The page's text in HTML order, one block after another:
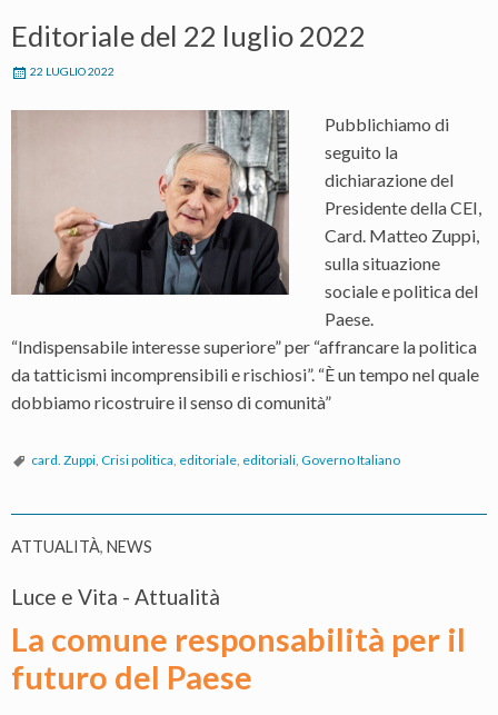
Editoriale del 22 luglio 2022
22 LUGLIO 2022
Pubblichiamo di
seguito la
dichiarazione del
Presidente della CEI,
Card. Matteo Zuppi,
sulla situazione
sociale e politica del
Paese.
“Indispensabile interesse superiore” per “affrancare la politica
da tatticismi incomprensibili e rischiosi”. “È un tempo nel quale
dobbiamo ricostruire il senso di comunità”
card. Zuppi, Crisi politica, editoriale, editoriali, Governo Italiano
ATTUALITÀ, NEWS
Luce e Vita - Attualità
La comune responsabilità per il
futuro del Paese